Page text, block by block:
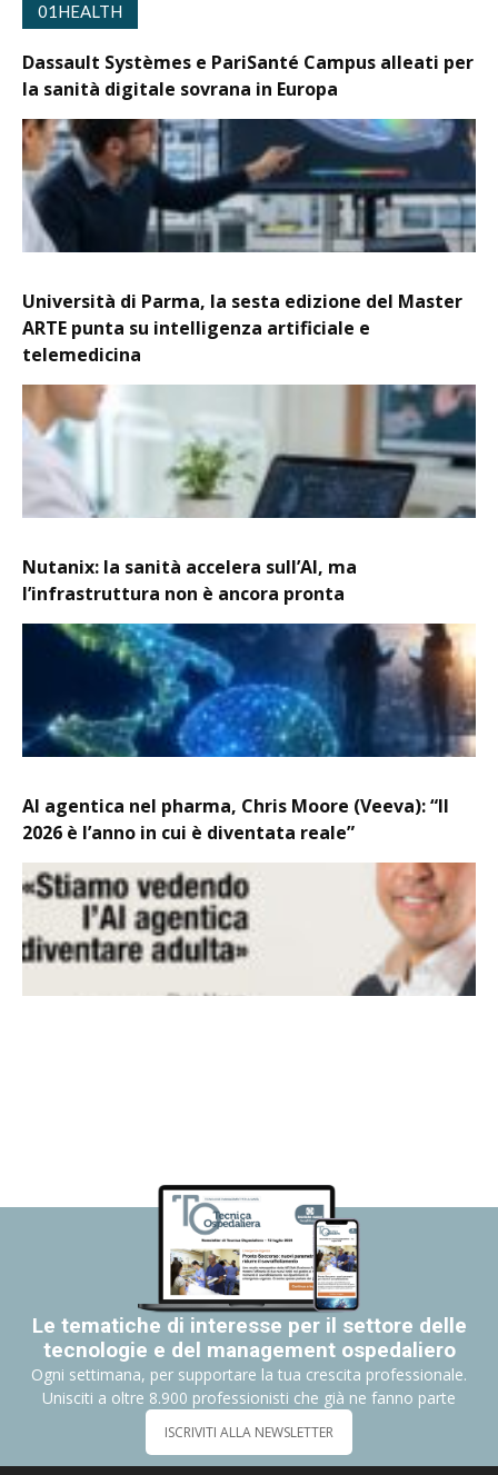
01HEALTH
Dassault Systèmes e PariSanté Campus alleati per
la sanità digitale sovrana in Europa
Università di Parma, la sesta edizione del Master
ARTE punta su intelligenza artificiale e
telemedicina
Nutanix: la sanità accelera sull’AI, ma
l’infrastruttura non è ancora pronta
AI agentica nel pharma, Chris Moore (Veeva): “Il
2026 è l’anno in cui è diventata reale”
Le tematiche di interesse per il settore delle
tecnologie e del management ospedaliero
Ogni settimana, per supportare la tua crescita professionale.
Unisciti a oltre 8.900 professionisti che già ne fanno parte
ISCRIVITI ALLA NEWSLETTER